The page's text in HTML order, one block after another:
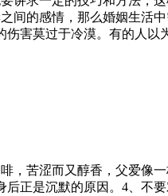
的感情，那么婚姻生活
害莫过于冷漠。有的人
，苦涩而又醇香，父爱像
正是沉默的原因。4、不